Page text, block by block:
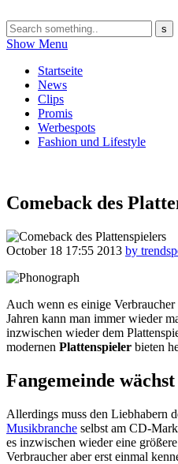
Show Menu
Startseite
News
Clips
Promis
Werbespots
Fashion und Lifestyle
Comeback des
October 18 17:55 2013 by
Auch wenn es einige
Jahren kann man immer wieder
inzwischen wieder dem
modernen Plattenspieler bieten
Fangemeinde
Allerdings muss den Liebhabern
Musikbranche selbst am CD-
es inzwischen wieder eine
Verbraucher aber erst einmal